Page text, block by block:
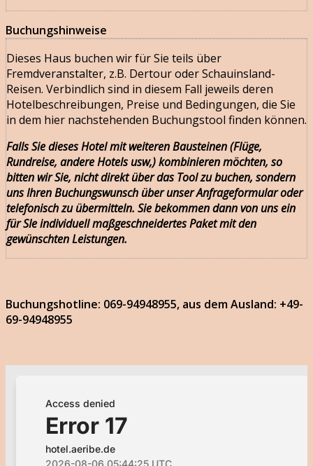
Buchungshinweise
Dieses Haus buchen wir für Sie teils über
Fremdveranstalter, z.B. Dertour oder Schauinsland-
Reisen. Verbindlich sind in diesem Fall jeweils deren
Hotelbeschreibungen, Preise und Bedingungen, die Sie
in dem hier nachstehenden Buchungstool finden können.
Falls Sie dieses Hotel mit weiteren Bausteinen (Flüge,
Rundreise, andere Hotels usw,) kombinieren möchten, so
bitten wir Sie, nicht direkt über das Tool zu buchen, sondern
uns Ihren Buchungswunsch über unserAnfrageformularoder
telefonisch zu übermitteln. Sie bekommen dann von uns ein
für SIe individuell maßgeschneidertes Paket mit den
gewünschten Leistungen.
Buchungshotline: 069-94948955, aus dem Ausland: +49-
69-94948955